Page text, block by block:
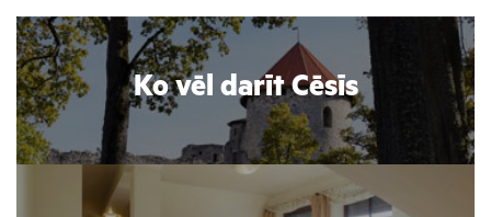
Ko vēl darīt Cēsīs